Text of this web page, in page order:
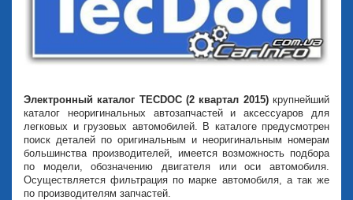
Электронный каталог TECDOC (2 квартал 2015)крупнейший
каталог неоригинальных автозапчастей и аксессуаров для
легковых и грузовых автомобилей. В каталоге предусмотрен
поиск деталей по оригинальным и неоригинальным номерам
большинства производителей, имеется возможность подбора
по модели, обозначению двигателя или оси автомобиля.
Осуществляется фильтрация по марке автомобиля, а так же
по производителям запчастей.